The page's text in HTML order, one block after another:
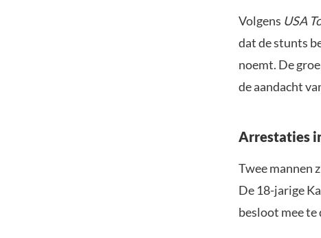
Volgens USA
dat de stunts
noemt. De
de aandacht
Arrestaties
Twee mannen
De 18-jarige
besloot mee te